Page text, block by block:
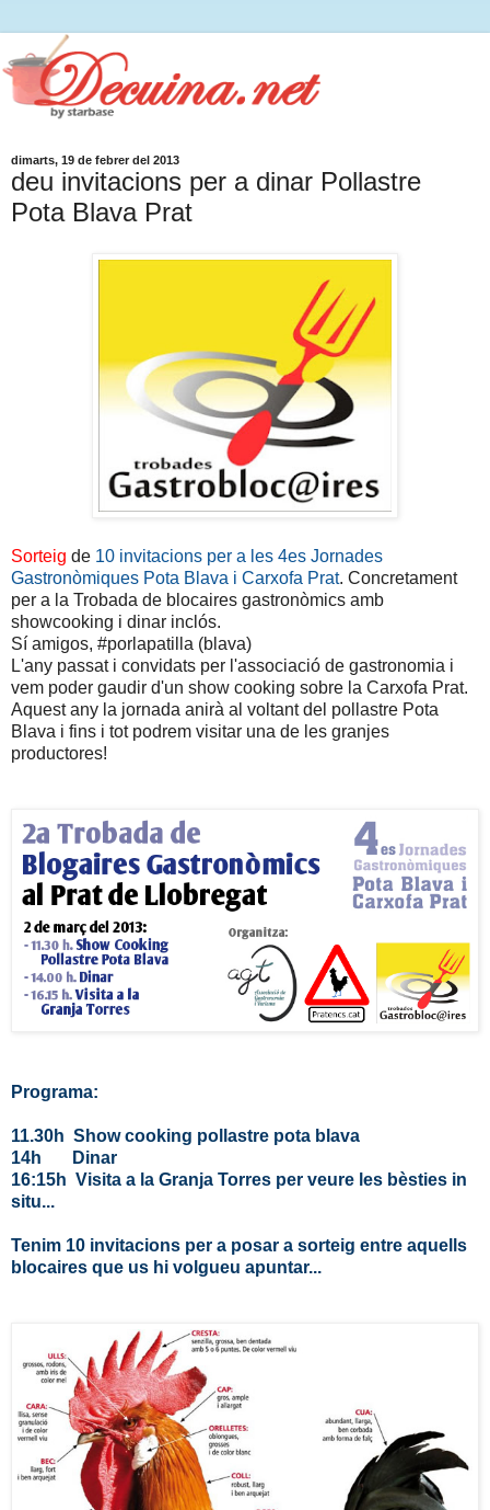
dimarts, 19 de febrer del 2013
deu invitacions per a dinar Pollastre
Pota Blava Prat
Sorteig de 10 invitacions per a les 4es Jornades
Gastronòmiques Pota Blava i Carxofa Prat. Concretament
per a la Trobada de blocaires gastronòmics amb
showcooking i dinar inclós.
Sí amigos, #porlapatilla (blava)
L'any passat i convidats per l'associació de gastronomia i
vem poder gaudir d'un show cooking sobre la Carxofa Prat.
Aquest any la jornada anirà al voltant del pollastre Pota
Blava i fins i tot podrem visitar una de les granjes
productores!
Programa:
11.30h Show cooking pollastre pota blava
14h Dinar
16:15h Visita a la Granja Torres per veure les bèsties in
situ...
Tenim 10 invitacions per a posar a sorteig entre aquells
blocaires que us hi volgueu apuntar...